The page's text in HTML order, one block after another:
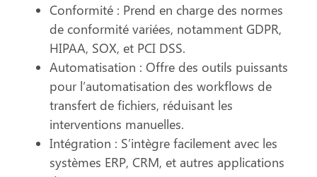
Conformité : Prend en charge des normes
de conformité variées, notamment GDPR,
HIPAA, SOX, et PCI DSS.
Automatisation : Offre des outils puissants
pour l’automatisation des workflows de
transfert de fichiers, réduisant les
interventions manuelles.
Intégration : S’intègre facilement avec les
systèmes ERP, CRM, et autres applications